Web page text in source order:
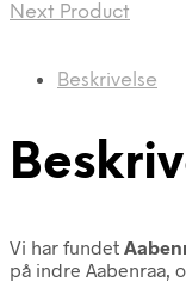
Next Product
Beskrivelse
Vi har fundet
på indre Aabenraa,